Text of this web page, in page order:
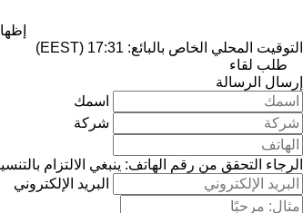
التوقيت المحلي الخاص بالبائع: 17:31 (EEST)
طلب لقاء
إرسال الرسالة
اسمك
شركة
الرجاء التحقق من رقم الهاتف: ينبغي الالتزام
البريد الإلكتروني